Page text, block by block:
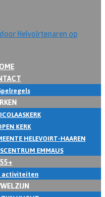
KERK
HELEVOIRT-HAAREN
EMMAUS
activiteiten